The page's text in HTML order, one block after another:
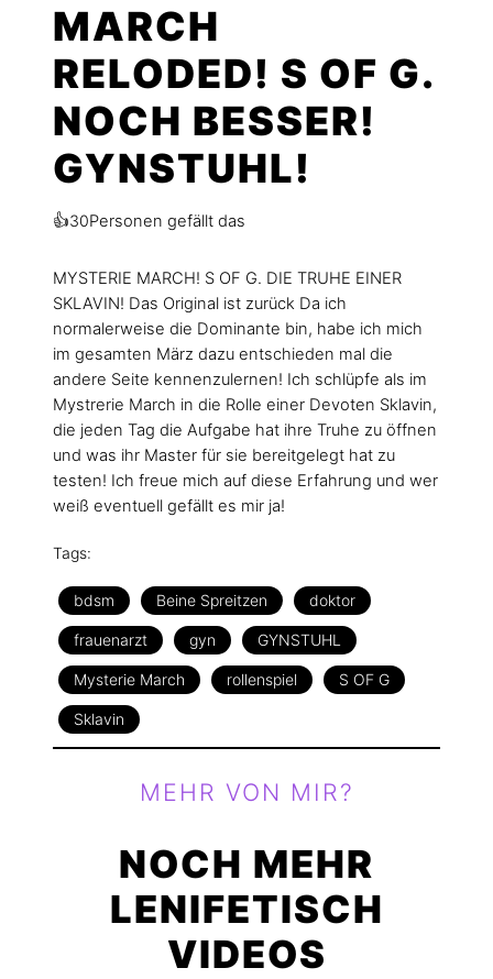
MARCH
RELODED! S OF G.
NOCH BESSER!
GYNSTUHL!
👍30Personen gefällt das
MYSTERIE MARCH! S OF G. DIE TRUHE EINER
SKLAVIN! Das Original ist zurück Da ich
normalerweise die Dominante bin, habe ich mich
im gesamten März dazu entschieden mal die
andere Seite kennenzulernen! Ich schlüpfe als im
Mystrerie March in die Rolle einer Devoten Sklavin,
die jeden Tag die Aufgabe hat ihre Truhe zu öffnen
und was ihr Master für sie bereitgelegt hat zu
testen! Ich freue mich auf diese Erfahrung und wer
weiß eventuell gefällt es mir ja!
Tags:
bdsm Beine Spreitzen doktor
frauenarzt gyn GYNSTUHL
Mysterie March rollenspiel S OF G
Sklavin
MEHR VON MIR?
NOCH MEHR
LENIFETISCH
VIDEOS